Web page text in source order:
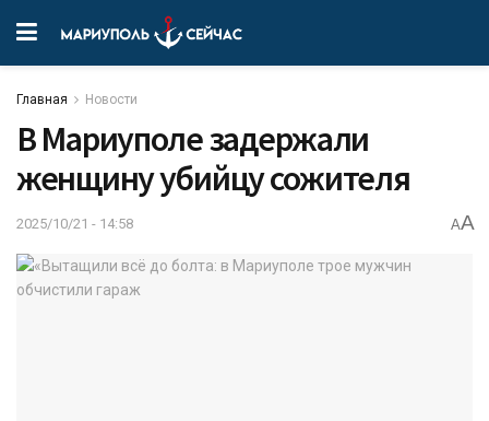
Главная Новости
В Мариуполе задержали
женщину убийцу сожителя
2025/10/21 - 14:58 AA